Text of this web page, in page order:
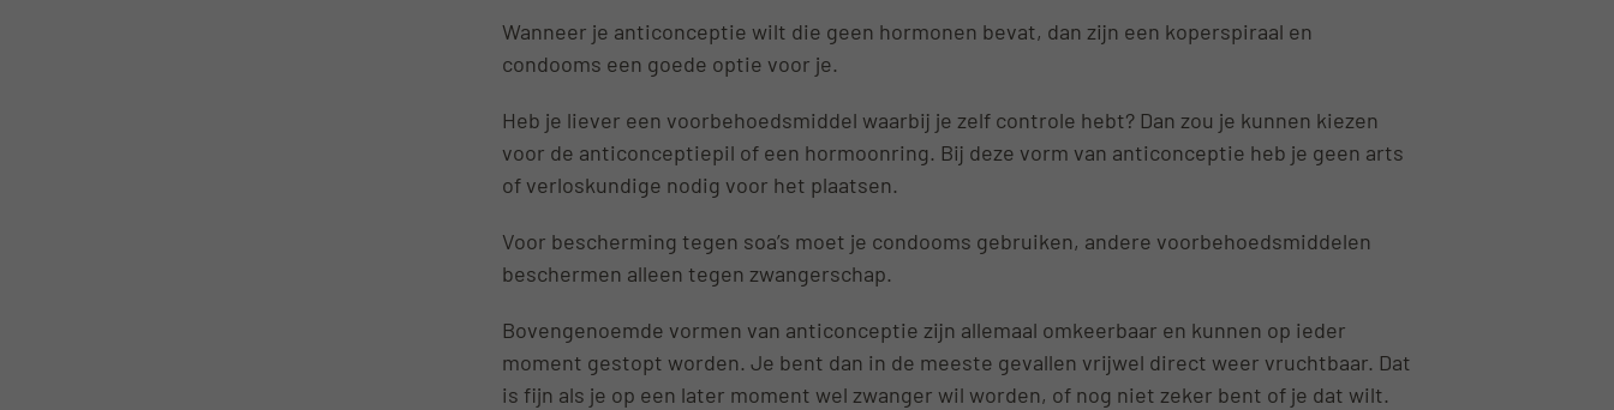
Wanneer je anticonceptie wilt die geen hormonen bevat, dan zijn een koperspiraal en
condooms een goede optie voor je.
Heb je liever een voorbehoedsmiddel waarbij je zelf controle hebt? Dan zou je kunnen kiezen
voor de anticonceptiepil of een hormoonring. Bij deze vorm van anticonceptie heb je geen arts
of verloskundige nodig voor het plaatsen.
Voor bescherming tegen soa’s moet je condooms gebruiken, andere voorbehoedsmiddelen
beschermen alleen tegen zwangerschap.
Bovengenoemde vormen van anticonceptie zijn allemaal omkeerbaar en kunnen op ieder
moment gestopt worden. Je bent dan in de meeste gevallen vrijwel direct weer vruchtbaar. Dat
is fijn als je op een later moment wel zwanger wil worden, of nog niet zeker bent of je dat wilt.